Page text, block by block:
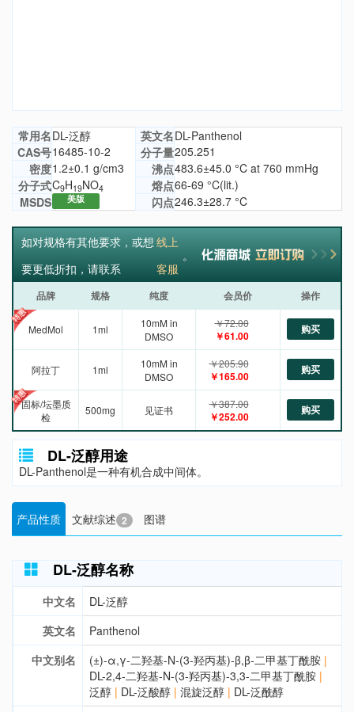
常用名DL-泛醇 英文名DL-Panthenol
CAS号16485-10-2 分子量205.251
密度1.2±0.1 g/cm3 沸点483.6±45.0 °C at 760 mmHg
分子式C9H19NO4 熔点66-69 °C(lit.)
MSDS
美版 闪点246.3±28.7 °C
如对规格有其他要求，或想
要更低折扣，请联系
线上
客服
。
品牌 规格 纯度 会员价 操作
MedMol 1ml
10mM in
DMSO
￥72.00
￥61.00 购买
阿拉丁 1ml
10mM in
DMSO
￥205.90
￥165.00 购买
固标/坛墨质
检
500mg 见证书 ￥387.00
￥252.00 购买
DL-泛醇用途
DL-Panthenol是一种有机合成中间体。
产品性质 文献综述 2 图谱
DL-泛醇名称
中文名
DL-泛醇
英文名
Panthenol
中文别名
(±)-α,γ-二羟基-N-(3-羟丙基)-β,β-二甲基丁酰胺 |
DL-2,4-二羟基-N-(3-羟丙基)-3,3-二甲基丁酰胺 |
泛醇 | DL-泛酸醇 | 混旋泛醇 | DL-泛酰醇